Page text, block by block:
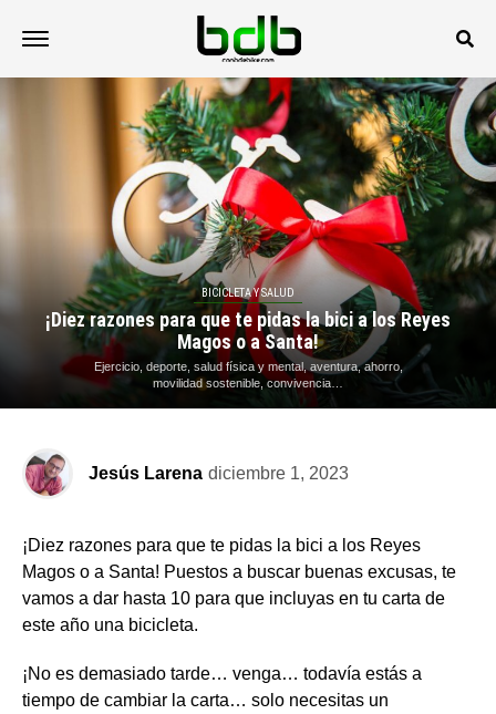
BICICLETA Y SALUD
¡Diez razones para que te pidas la bici a los Reyes
Magos o a Santa!
Ejercicio, deporte, salud física y mental, aventura, ahorro,
movilidad sostenible, convivencia…
Jesús Larena diciembre 1, 2023
¡Diez razones para que te pidas la bici a los Reyes
Magos o a Santa! Puestos a buscar buenas excusas, te
vamos a dar hasta 10 para que incluyas en tu carta de
este año una bicicleta.
¡No es demasiado tarde… venga… todavía estás a
tiempo de cambiar la carta… solo necesitas un